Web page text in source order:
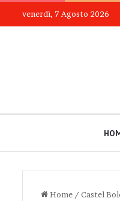
venerdì, 7 Agosto 2026
Home / Castel